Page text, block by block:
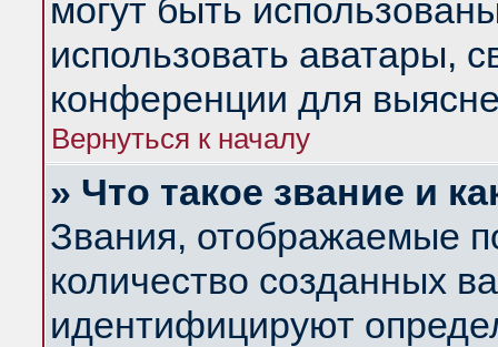
могут быть
использовать аватары,
конференции для
Вернуться к началу
» Что такое звание и
Звания, отображаемые
количество созданных
идентифицируют